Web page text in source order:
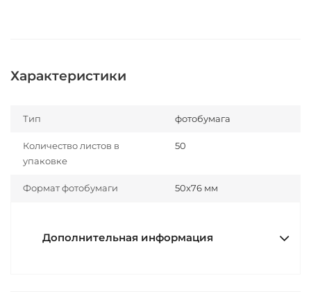
Характеристики
Тип фотобумага
Количество листов в
упаковке
50
Формат фотобумаги 50x76 мм
Дополнительная информация